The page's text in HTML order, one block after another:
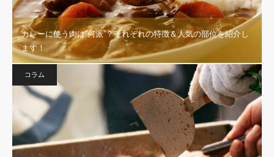
カレーに使う肉は”何派”？それぞれの特徴＆人気の部位を紹介し
ます！
コラム